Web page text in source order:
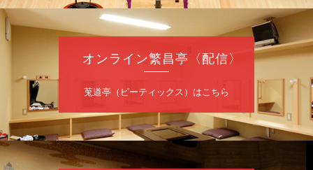
ももえ（音曲漫才）※／笑福亭三喬／桂米二
～仲入～桂咲之輔／林家染団治／渡辺あきら
（ジャグリング）／笑福亭松枝（※…配信は
ございません）
★菟道亭配信あり
夜
8月10日（月）
桂慶治朗 月例奮闘落語会 八月席
オンライン繁昌亭〈配信〉
莵道亭（ピーティックス）はこちら